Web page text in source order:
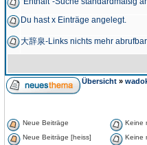
Du hast x Einträge angelegt.
大辞泉-Links nichts mehr abrufbar
Übersicht »
Neue Beiträge
Keine
Neue Beiträge [heiss]
Keine